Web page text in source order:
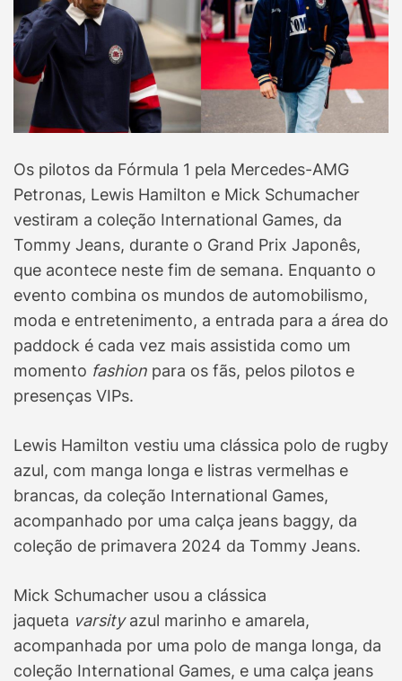
Os pilotos da Fórmula 1 pela Mercedes-AMG
Petronas, Lewis Hamilton e Mick Schumacher
vestiram a coleção International Games, da
Tommy Jeans, durante o Grand Prix Japonês,
que acontece neste fim de semana. Enquanto o
evento combina os mundos de automobilismo,
moda e entretenimento, a entrada para a área do
paddock é cada vez mais assistida como um
momento fashion para os fãs, pelos pilotos e
presenças VIPs.
Lewis Hamilton vestiu uma clássica polo de rugby
azul, com manga longa e listras vermelhas e
brancas, da coleção International Games,
acompanhado por uma calça jeans baggy, da
coleção de primavera 2024 da Tommy Jeans.
Mick Schumacher usou a clássica
jaqueta varsityazul marinho e amarela,
acompanhada por uma polo de manga longa, da
coleção International Games, e uma calça jeans